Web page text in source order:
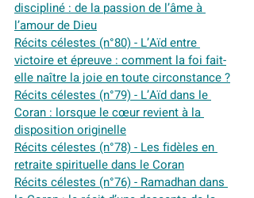
discipliné : de la passion de l’âme à
l’amour de Dieu
Récits célestes (n°80) - L’Aïd entre
victoire et épreuve : comment la foi fait-
elle naître la joie en toute circonstance ?
Récits célestes (n°79) - L’Aïd dans le
Coran : lorsque le cœur revient à la
disposition originelle
Récits célestes (n°78) - Les fidèles en
retraite spirituelle dans le Coran
Récits célestes (n°76) - Ramadhan dans